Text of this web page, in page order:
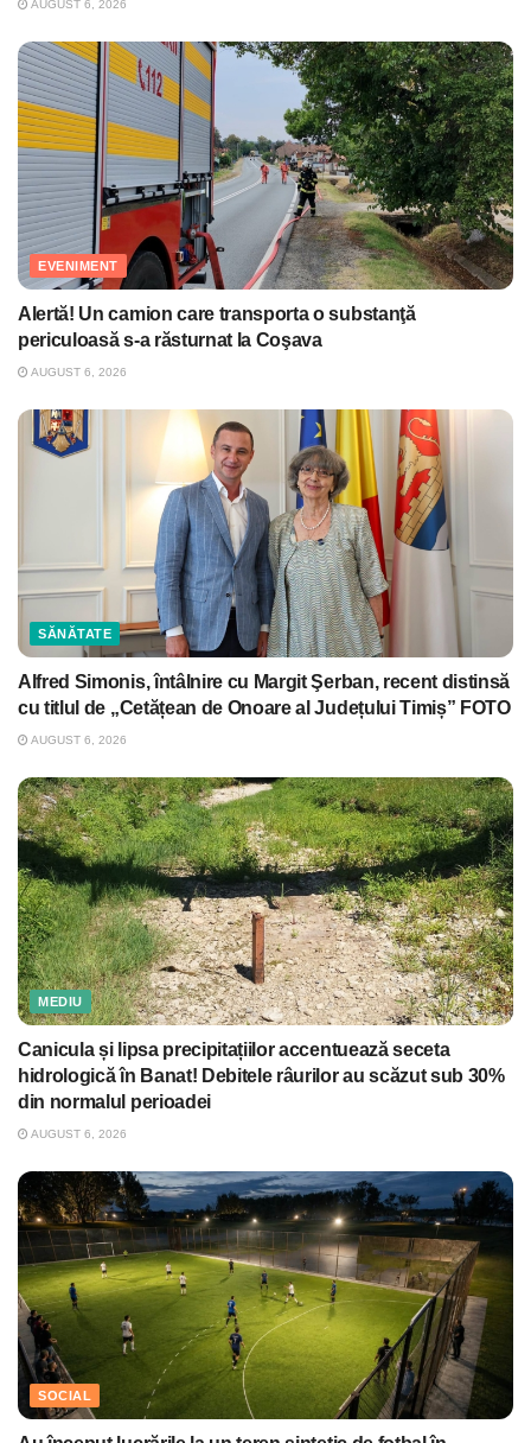
AUGUST 6, 2026
EVENIMENT
Alertă! Un camion care transporta o substanţă
periculoasă s-a răsturnat la Coşava
AUGUST 6, 2026
SĂNĂTATE
Alfred Simonis, întâlnire cu Margit Şerban, recent distinsă
cu titlul de „Cetățean de Onoare al Județului Timiș” FOTO
AUGUST 6, 2026
MEDIU
Canicula și lipsa precipitațiilor accentuează seceta
hidrologică în Banat! Debitele râurilor au scăzut sub 30%
din normalul perioadei
AUGUST 6, 2026
SOCIAL